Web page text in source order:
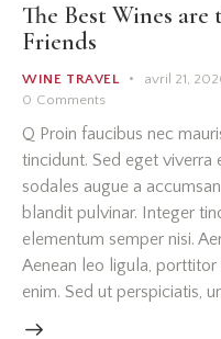
The Best Wines
Friends
WINE TRAVEL avril 21,
0 Comments
Q Proin faucibus nec
tincidunt. Sed eget viverra
sodales augue a
blandit pulvinar. Integer
elementum semper nisi.
Aenean leo ligula, porttitor
enim. Sed ut perspiciatis,